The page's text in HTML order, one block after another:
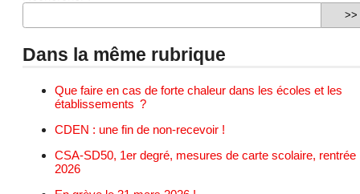
Dans la même rubrique
Que faire en cas de forte chaleur dans les écoles et les
établissements ?
CDEN : une fin de non-recevoir !
CSA-SD50, 1er degré, mesures de carte scolaire, rentrée
2026